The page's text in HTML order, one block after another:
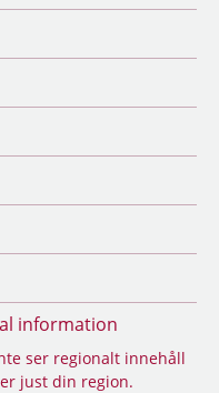
information
ser regionalt innehåll
just din region.